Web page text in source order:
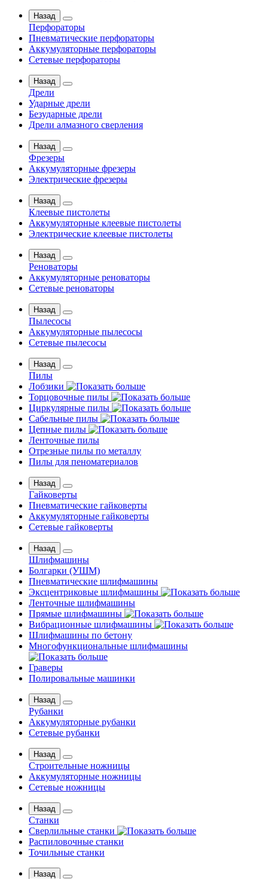
Назад
Перфораторы
Пневматические перфораторы
Аккумуляторные перфораторы
Сетевые перфораторы
Назад
Дрели
Ударные дрели
Безударные дрели
Дрели алмазного сверления
Назад
Фрезеры
Аккумуляторные фрезеры
Электрические фрезеры
Назад
Клеевые пистолеты
Аккумуляторные клеевые пистолеты
Электрические клеевые пистолеты
Назад
Реноваторы
Аккумуляторные реноваторы
Сетевые реноваторы
Назад
Пылесосы
Аккумуляторные пылесосы
Сетевые пылесосы
Назад
Пилы
Лобзики
Торцовочные пилы
Циркулярные пилы
Сабельные пилы
Цепные пилы
Ленточные пилы
Отрезные пилы по металлу
Пилы для пеноматериалов
Назад
Гайковерты
Пневматические гайковерты
Аккумуляторные гайковерты
Сетевые гайковерты
Назад
Шлифмашины
Бoлгаpки (УШM)
Пневматические шлифмашины
Эксцентриковые шлифмашины
Ленточные шлифмашины
Прямые шлифмашины
Вибрационные шлифмашины
Шлифмашины по бетону
Многофункциональные шлифмашины
Граверы
Полировальные машинки
Назад
Рубанки
Аккумуляторные рубанки
Сетевые рубанки
Назад
Строительные ножницы
Аккумуляторные ножницы
Сетевые ножницы
Назад
Станки
Сверлильные станки
Распиловочные станки
Точильные станки
Назад